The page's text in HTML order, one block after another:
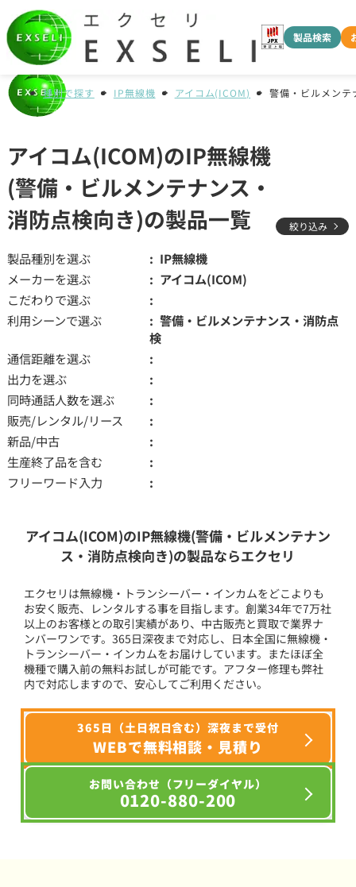
製品検索
種別で探す IP無線機 アイコム(ICOM) 警備・ビルメンテ
アイコム(ICOM)のIP無線機
(警備・ビルメンテナンス・
消防点検向き)の製品一覧
絞り込み
製品種別を選ぶ
IP無線機
メーカーを選ぶ
アイコム(ICOM)
こだわりで選ぶ
利用シーンで選ぶ
警備・ビルメンテナンス・消防点
検
通信距離を選ぶ
出力を選ぶ
同時通話人数を選ぶ
販売/レンタル/リース
新品/中古
生産終了品を含む
フリーワード入力
アイコム(ICOM)のIP無線機(警備・ビルメンテナン
ス・消防点検向き)の製品ならエクセリ
エクセリは無線機・トランシーバー・インカムをどこよりも
お安く販売、レンタルする事を目指します。創業34年で7万社
以上のお客様との取引実績があり、中古販売と買取で業界ナ
ンバーワンです。365日深夜まで対応し、日本全国に無線機・
トランシーバー・インカムをお届けしています。またほぼ全
機種で購入前の無料お試しが可能です。アフター修理も弊社
内で対応しますので、安心してご利用ください。
365日（土日祝日含む）深夜まで受付
WEBで無料相談・見積り
お問い合わせ（フリーダイヤル）
0120-880-200